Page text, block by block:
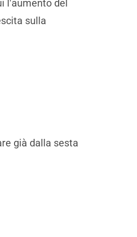
l'aumento del
sulla
già dalla sesta